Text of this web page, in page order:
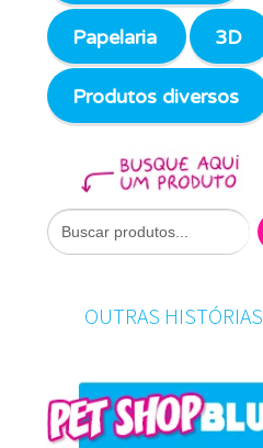
Papelaria 3D
Produtos diversos
Search
for:
OUTRAS HISTÓRIAS